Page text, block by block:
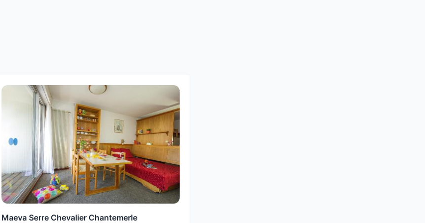
Maeva Serre Chevalier Chantemerle